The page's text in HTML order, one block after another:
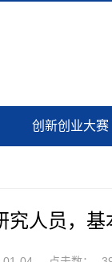
创新创业大赛
究人员，基